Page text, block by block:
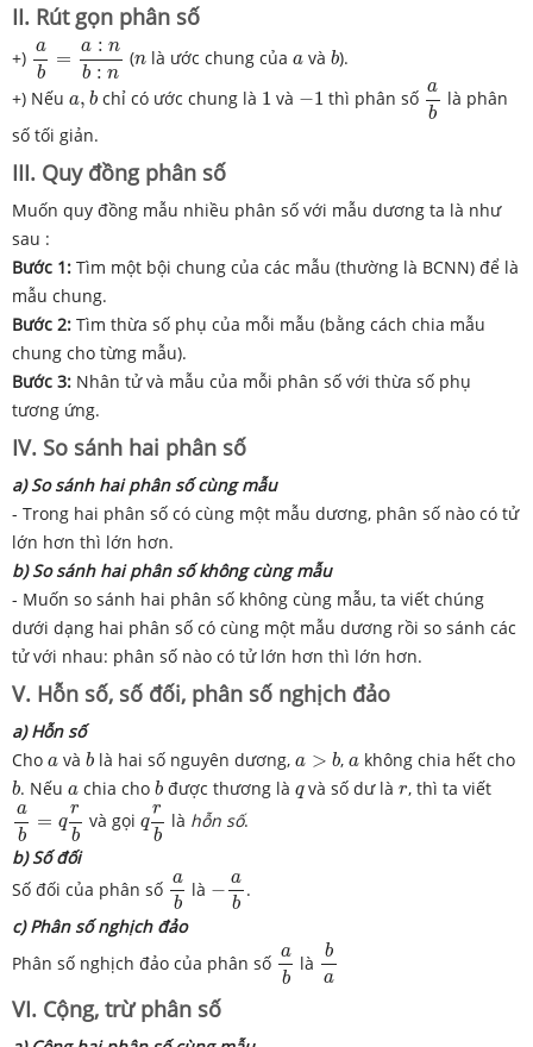
II. Rút gọn phân số
+)
a
b
=
a : n
b : n
ab :n b :n
(n
nlà ước chung của a
avà b
b).
+) Nếu a, b
a bchỉ có ước chung là 1
1và −1
1thì phân số
a
b
ab
là phân
số tối giản.
III. Quy đồng phân số
Muốn quy đồng mẫu nhiều phân số với mẫu dương ta là như
sau :
Bước 1: Tìm một bội chung của các mẫu (thường là BCNN) để là
mẫu chung.
Bước 2: Tìm thừa số phụ của mỗi mẫu (bằng cách chia mẫu
chung cho từng mẫu).
Bước 3: Nhân tử và mẫu của mỗi phân số với thừa số phụ
tương ứng.
IV. So sánh hai phân số
a) So sánh hai phân số cùng mẫu
- Trong hai phân số có cùng một mẫu dương, phân số nào có tử
lớn hơn thì lớn hơn.
b) So sánh hai phân số không cùng mẫu
- Muốn so sánh hai phân số không cùng mẫu, ta viết chúng
dưới dạng hai phân số có cùng một mẫu dương rồi so sánh các
tử với nhau: phân số nào có tử lớn hơn thì lớn hơn.
V. Hỗn số, số đối, phân số nghịch đảo
a) Hỗn số
Cho a
a và b
b là hai số nguyên dương, a > b
a >b ,a
a không chia hết cho
b
b. Nếu a
a chia cho b
b được thương là q
qvà số dư làr
r, thì ta viết
a
b
= q
r
b
ab=qr b
và gọi q
r
b
qrb
là hỗn số.
b) Số đối
Số đối của phân số
a
b
ab
là −
a
b
ab
.
c) Phân số nghịch đảo
Phân số nghịch đảo của phân số
a
b
ab
là
b
a
ba
VI. Cộng, trừ phân số